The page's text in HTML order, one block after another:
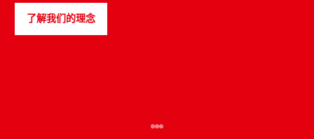
了解我们的理念
PULSEspencer